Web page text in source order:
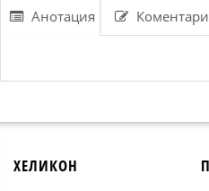
Анотация Коментари
ХЕЛИКОН